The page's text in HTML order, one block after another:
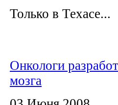
Только в Техасе...
Онкологи
мозга